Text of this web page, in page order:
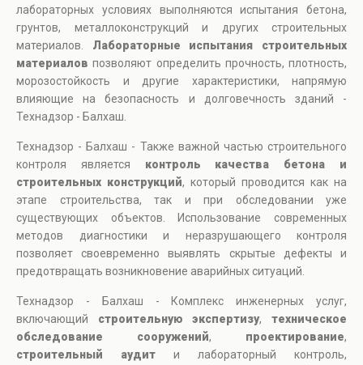
лабораторных условиях выполняются испытания бетона,
грунтов, металлоконструкций и других строительных
материалов. Лабораторные испытания строительных
материалов позволяют определить прочность, плотность,
морозостойкость и другие характеристики, напрямую
влияющие на безопасность и долговечность зданий -
Технадзор - Балхаш.
Технадзор - Балхаш - Также важной частью строительного
контроля является контроль качества бетона и
строительных конструкций, который проводится как на
этапе строительства, так и при обследовании уже
существующих объектов. Использование современных
методов диагностики и неразрушающего контроля
позволяет своевременно выявлять скрытые дефекты и
предотвращать возникновение аварийных ситуаций.
Технадзор - Балхаш - Комплекс инженерных услуг,
включающий строительную экспертизу,техническое
обследование сооружений, проектирование,
строительный аудит и лабораторный контроль,